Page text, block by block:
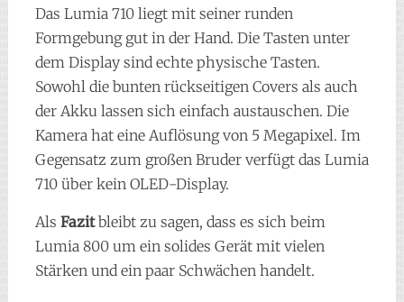
Das Lumia 710 liegt mit seiner runden
Formgebung gut in der Hand. Die Tasten unter
dem Display sind echte physische Tasten.
Sowohl die bunten rückseitigen Covers als auch
der Akku lassen sich einfach austauschen. Die
Kamera hat eine Auflösung von 5 Megapixel. Im
Gegensatz zum großen Bruder verfügt das Lumia
710 über kein OLED-Display.
Als Fazitbleibt zu sagen, dass es sich beim
Lumia 800 um ein solides Gerät mit vielen
Stärken und ein paar Schwächen handelt.